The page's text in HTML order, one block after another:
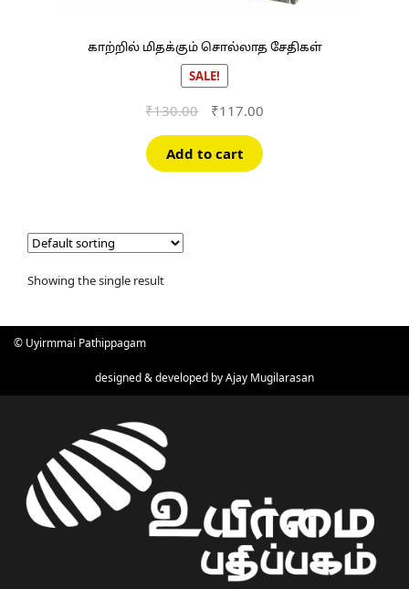
காற்றில் மிதக்கும் சொல்லாத சேதிகள்
SALE!
₹130.00
Original
was:
₹130.00.
₹117.00Current
is:
Add to cart
Showing the single result
© Uyirmmai Pathippagam
designed & developed byAjay Mugilarasan